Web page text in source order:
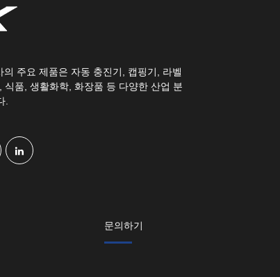
주요 제품은 자동 충진기, 캡핑기, 라벨
품, 생활화학, 화장품 등 다양한 산업 분
.
문의하기